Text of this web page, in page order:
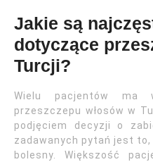
Jakie są
dotyczące
Turcji?
Wielu pacjentów ma
przeszczepu włosów w
podjęciem decyzji o
zadawanych pytań jest
bolesny. Większość